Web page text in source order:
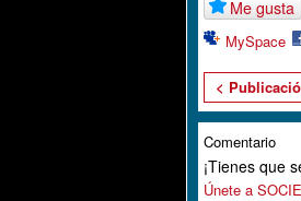
Me gusta
MySpace
<
Comentario
¡Tienes que
Únete a